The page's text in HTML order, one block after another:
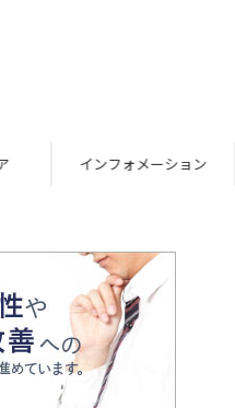
インフォメーション